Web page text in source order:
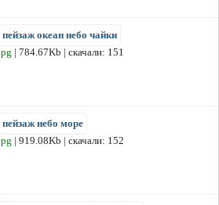
пейзаж океан небо чайки
| 784.67Kb | скачали: 151
пейзаж небо море
| 919.08Kb | скачали: 152